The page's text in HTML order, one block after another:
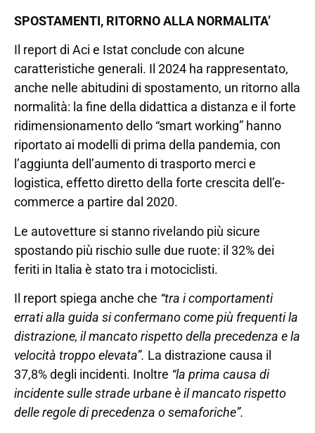
SPOSTAMENTI, RITORNO ALLA NORMALITA’
Il report di Aci e Istat conclude con alcune
caratteristiche generali. Il 2024 ha rappresentato,
anche nelle abitudini di spostamento, un ritorno alla
normalità: la fine della didattica a distanza e il forte
ridimensionamento dello “smart working” hanno
riportato ai modelli di prima della pandemia, con
l’aggiunta dell’aumento di trasporto merci e
logistica, effetto diretto della forte crescita dell’e-
commerce a partire dal 2020.
Le autovetture si stanno rivelando più sicure
spostando più rischio sulle due ruote: il 32% dei
feriti in Italia è stato tra i motociclisti.
Il report spiega anche che “tra i comportamenti
errati alla guida si confermano come più frequenti la
distrazione, il mancato rispetto della precedenza e la
velocità troppo elevata”. La distrazione causa il
37,8% degli incidenti. Inoltre “la prima causa di
incidente sulle strade urbane è il mancato rispetto
delle regole di precedenza o semaforiche”.